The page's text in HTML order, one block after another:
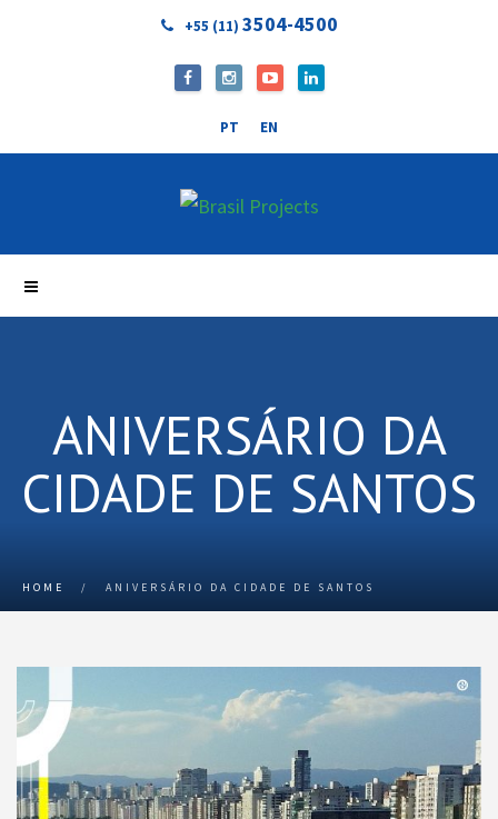
+55 (11) 3504-4500
PT EN
ANIVERSÁRIO DA
CIDADE DE SANTOS
HOME / ANIVERSÁRIO DA CIDADE DE SANTOS